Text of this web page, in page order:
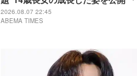
歳とは思えぬオトナっぽさ」「優樹
ちゃんにそっくりすぎる」など反響
2026.08.07 22:45
ABEMA TIMES